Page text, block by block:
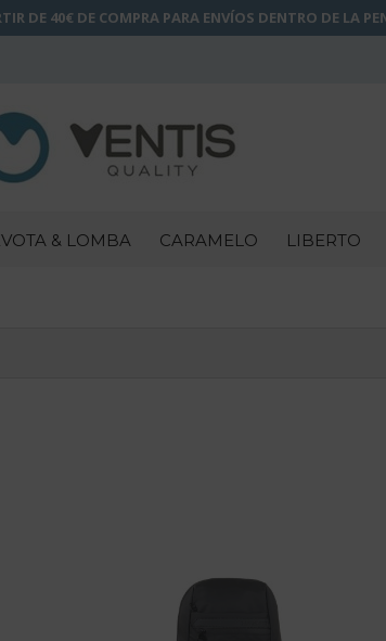
DE 40€ DE COMPRA PARA ENVÍOS DENTRO DE LA
& LOMBA CARAMELO LIBERTO